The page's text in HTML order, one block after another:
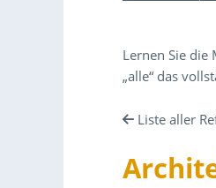
Lernen Sie die
„alle“ das
Liste aller